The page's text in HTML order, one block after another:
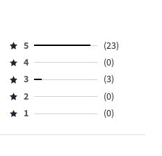
Hodnotenie
5,
počet
hlasov
23.
5
(23)
Hodnotenie
4,
počet
hlasov
4
(0)
Hodnotenie
3,
počet
3
(3)
Hodnotenie
2,
2
(0)
Hodnotenie
1,
1 (0)